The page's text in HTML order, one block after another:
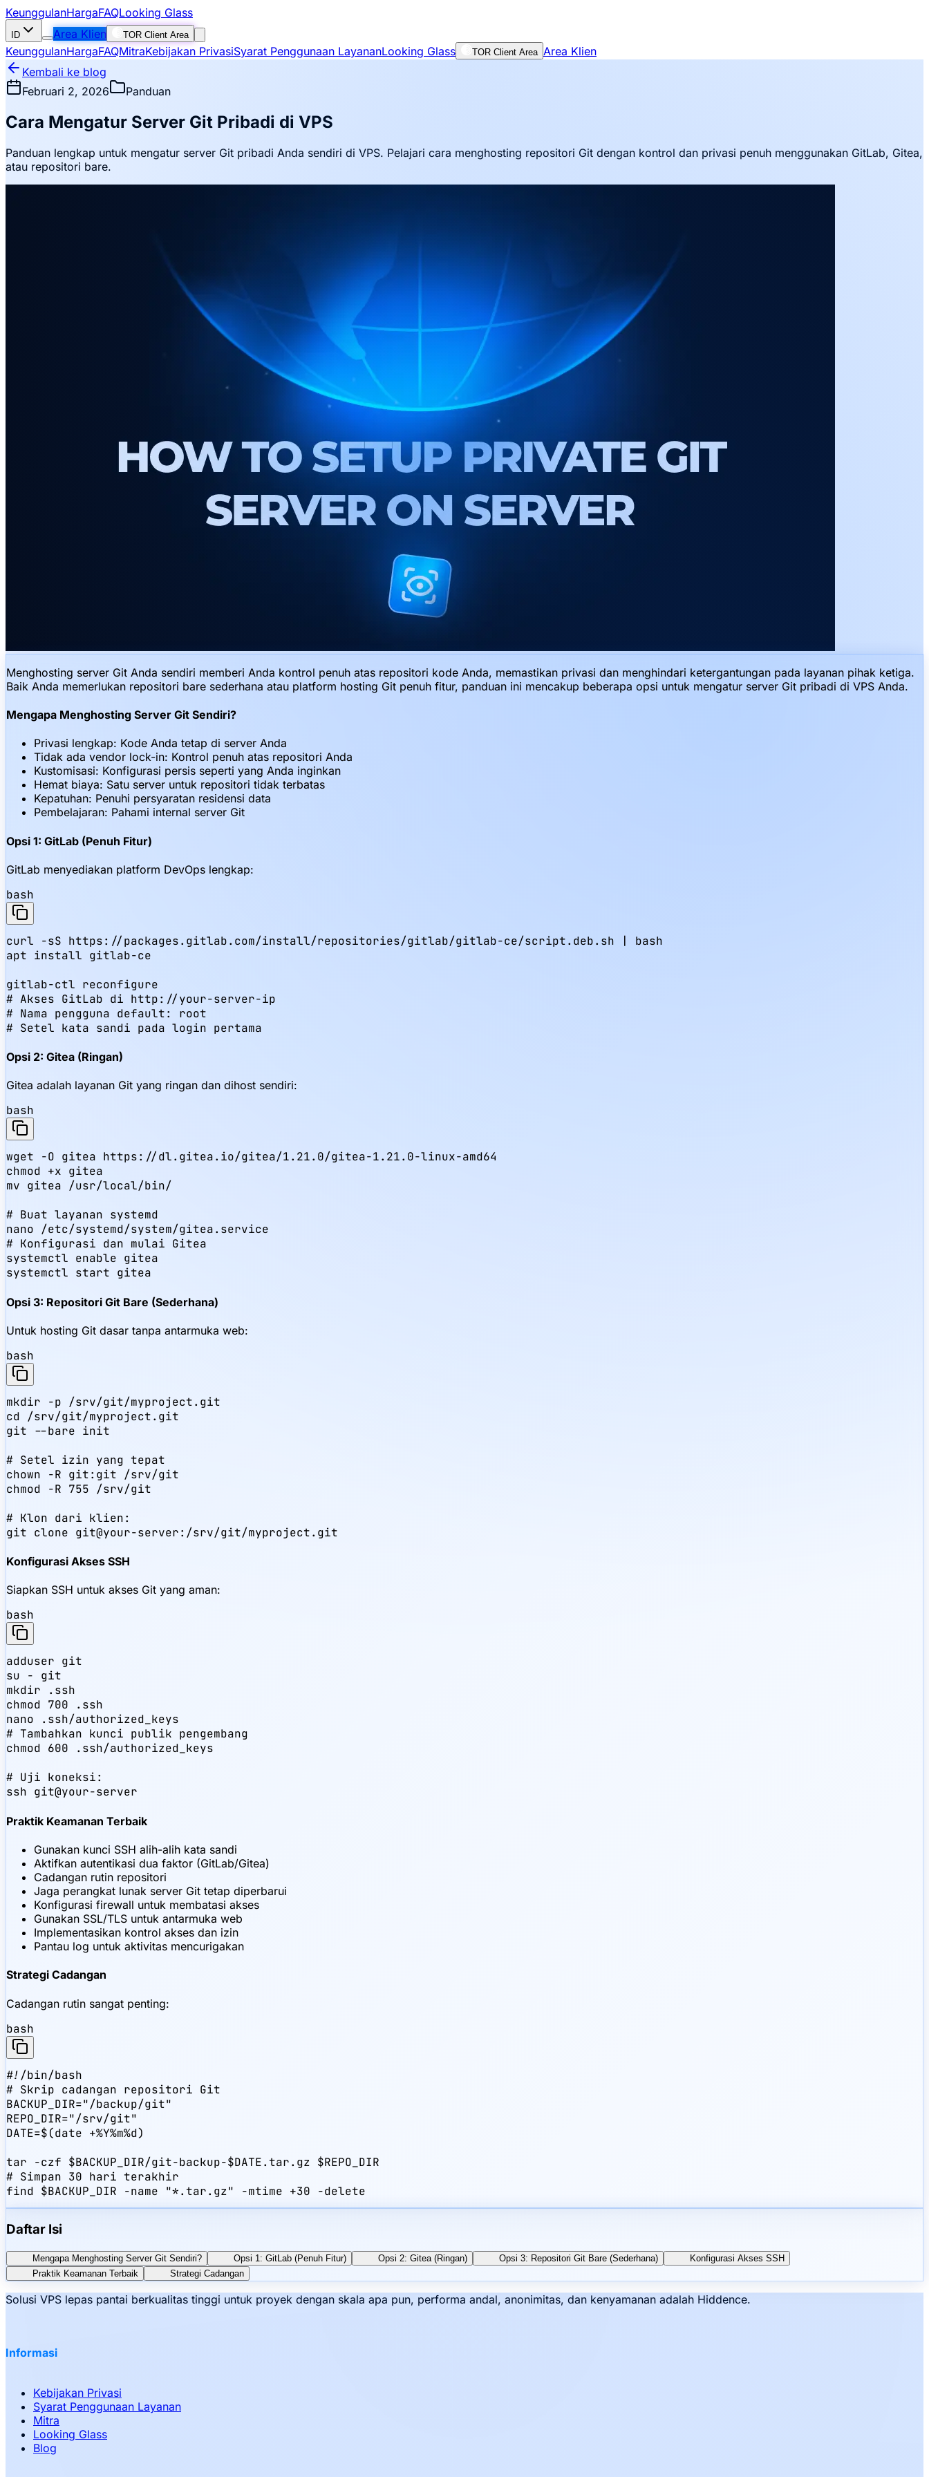
KeunggulanHargaFAQLooking Glass
ID Area Klien TOR Client Area
KeunggulanHargaFAQMitraKebijakan PrivasiSyarat Penggunaan LayananLooking Glass TOR Client Area Area Klien
Kembali ke blog
Februari 2, 2026
Panduan
Cara Mengatur Server Git Pribadi di VPS
Panduan lengkap untuk mengatur server Git pribadi Anda sendiri di VPS. Pelajari cara menghosting repositori Git dengan kontrol dan privasi penuh menggunakan GitLab, Gitea,
atau repositori bare.
Menghosting server Git Anda sendiri memberi Anda kontrol penuh atas repositori kode Anda, memastikan privasi dan menghindari ketergantungan pada layanan pihak ketiga.
Baik Anda memerlukan repositori bare sederhana atau platform hosting Git penuh fitur, panduan ini mencakup beberapa opsi untuk mengatur server Git pribadi di VPS Anda.
Mengapa Menghosting Server Git Sendiri?
Privasi lengkap: Kode Anda tetap di server Anda
Tidak ada vendor lock-in: Kontrol penuh atas repositori Anda
Kustomisasi: Konfigurasi persis seperti yang Anda inginkan
Hemat biaya: Satu server untuk repositori tidak terbatas
Kepatuhan: Penuhi persyaratan residensi data
Pembelajaran: Pahami internal server Git
Opsi 1: GitLab (Penuh Fitur)
GitLab menyediakan platform DevOps lengkap:
bash
curl -sS https://packages.gitlab.com/install/repositories/gitlab/gitlab-ce/script.deb.sh | bash
apt install gitlab-ce
gitlab-ctl reconfigure
# Akses GitLab di http://your-server-ip
# Nama pengguna default: root
# Setel kata sandi pada login pertama
Opsi 2: Gitea (Ringan)
Gitea adalah layanan Git yang ringan dan dihost sendiri:
bash
wget -O gitea https://dl.gitea.io/gitea/1.21.0/gitea-1.21.0-linux-amd64
chmod +x gitea
mv gitea /usr/local/bin/
# Buat layanan systemd
nano /etc/systemd/system/gitea.service
# Konfigurasi dan mulai Gitea
systemctl enable gitea
systemctl start gitea
Opsi 3: Repositori Git Bare (Sederhana)
Untuk hosting Git dasar tanpa antarmuka web:
bash
mkdir -p /srv/git/myproject.git
cd /srv/git/myproject.git
git --bare init
# Setel izin yang tepat
chown -R git:git /srv/git
chmod -R 755 /srv/git
# Klon dari klien:
git clone git@your-server:/srv/git/myproject.git
Konfigurasi Akses SSH
Siapkan SSH untuk akses Git yang aman:
bash
adduser git
su - git
mkdir .ssh
chmod 700 .ssh
nano .ssh/authorized_keys
# Tambahkan kunci publik pengembang
chmod 600 .ssh/authorized_keys
# Uji koneksi:
ssh git@your-server
Praktik Keamanan Terbaik
Gunakan kunci SSH alih-alih kata sandi
Aktifkan autentikasi dua faktor (GitLab/Gitea)
Cadangan rutin repositori
Jaga perangkat lunak server Git tetap diperbarui
Konfigurasi firewall untuk membatasi akses
Gunakan SSL/TLS untuk antarmuka web
Implementasikan kontrol akses dan izin
Pantau log untuk aktivitas mencurigakan
Strategi Cadangan
Cadangan rutin sangat penting:
bash
#!/bin/bash
# Skrip cadangan repositori Git
BACKUP_DIR="/backup/git"
REPO_DIR="/srv/git"
DATE=$(date +%Y%m%d)
tar -czf $BACKUP_DIR/git-backup-$DATE.tar.gz $REPO_DIR
# Simpan 30 hari terakhir
find $BACKUP_DIR -name "*.tar.gz" -mtime +30 -delete
Daftar Isi
Mengapa Menghosting Server Git Sendiri? Opsi 1: GitLab (Penuh Fitur) Opsi 2: Gitea (Ringan) Opsi 3: Repositori Git Bare (Sederhana)
Konfigurasi Akses SSH
Praktik Keamanan Terbaik
Strategi Cadangan
Solusi VPS lepas pantai berkualitas tinggi untuk proyek dengan skala apa pun, performa andal, anonimitas, dan kenyamanan adalah Hiddence.
Informasi
Kebijakan Privasi
Syarat Penggunaan Layanan
Mitra
Looking Glass
Blog